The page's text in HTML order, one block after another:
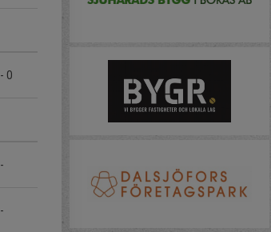
- 0
-
-